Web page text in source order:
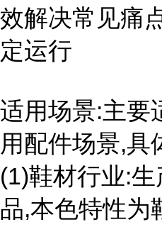
效解决常见痛
定运行
适用场景:主要
用配件场景,具
(1)鞋材行业:
品,本色特性为